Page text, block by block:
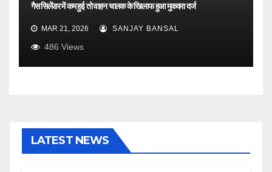
गैस सिलेंडर में कम हुई तो वाहन चालक के खिलाफ हुआ मुकदमा दर्ज
MAR 21, 2026 SANJAY BANSAL
486 Views
LATEST NEWS